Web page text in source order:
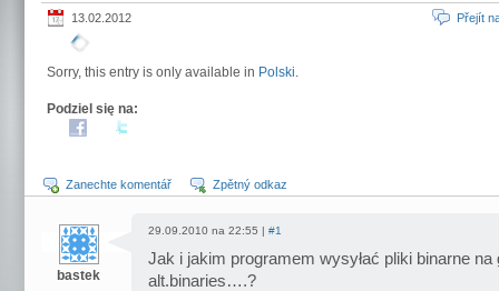
13.02.2012 Přejít
Sorry, this entry is only available in Polski.
Podziel się na:
Zanechte komentář Zpětný odkaz
bastek
29.09.2010 na 22:55 | #1
Jak i jakim programem wysyłać pliki binarne
alt.binaries….?